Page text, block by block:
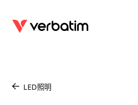
LED照明
BD-R/RE光碟
配件
便攜式顯示器
旅行轉插
燈泡
保養